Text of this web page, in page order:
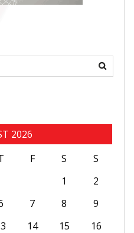
2026
F S
S
1
2
7 8
9
14 15
16